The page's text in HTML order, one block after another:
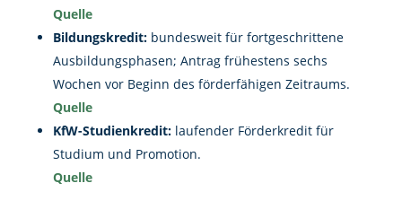
Quelle
Bildungskredit:bundesweit für fortgeschrittene
Ausbildungsphasen; Antrag frühestens sechs
Wochen vor Beginn des förderfähigen Zeitraums.
Quelle
KfW-Studienkredit:laufender Förderkredit für
Studium und Promotion.
Quelle